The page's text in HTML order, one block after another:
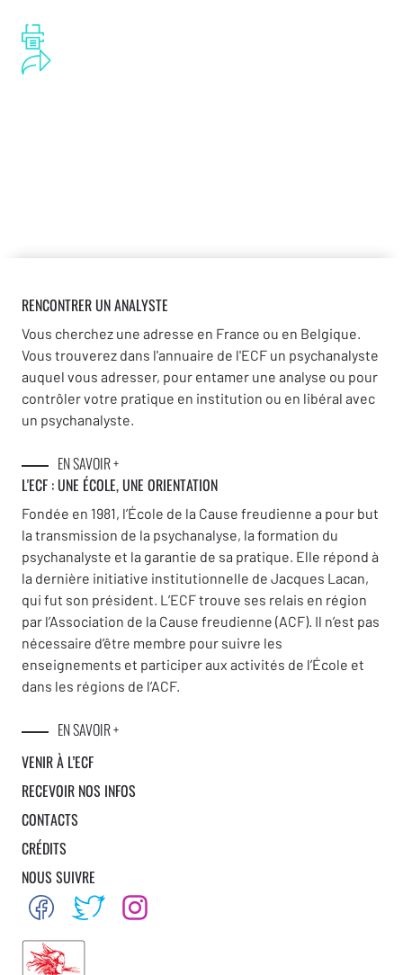
RENCONTRER UN ANALYSTE
Vous cherchez une adresse en France ou en Belgique.
Vous trouverez dans l'annuaire de l'ECF un psychanalyste
auquel vous adresser, pour entamer une analyse ou pour
contrôler votre pratique en institution ou en libéral avec
un psychanalyste.
EN SAVOIR +
L'ECF : UNE ÉCOLE, UNE ORIENTATION
Fondée en 1981, l’École de la Cause freudienne a pour but
la transmission de la psychanalyse, la formation du
psychanalyste et la garantie de sa pratique. Elle répond à
la dernière initiative institutionnelle de Jacques Lacan,
qui fut son président. L’ECF trouve ses relais en région
par l’Association de la Cause freudienne (ACF). Il n’est pas
nécessaire d’être membre pour suivre les
enseignements et participer aux activités de l’École et
dans les régions de l’ACF.
EN SAVOIR +
VENIR À L’ECF
RECEVOIR NOS INFOS
CONTACTS
CRÉDITS
NOUS SUIVRE